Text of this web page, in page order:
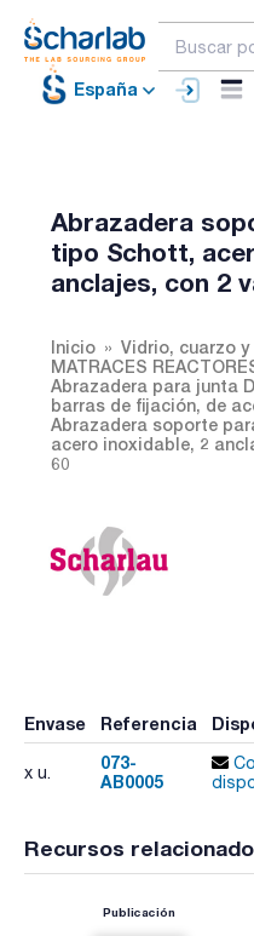
España
Abrazadera
tipo Schott,
anclajes, con 2
Inicio
Vidrio, cuarzo
MATRACES
Abrazadera para junta
barras de fijación, de
Abrazadera soporte
acero inoxidable, 2
60
Envase Referencia
x u.
073-
AB0005
Recursos
Publicación